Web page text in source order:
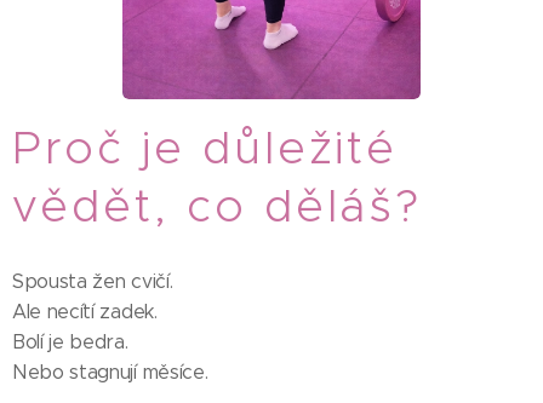
Proč je důležité
vědět, co děláš?
Spousta žen cvičí.
Ale necítí zadek.
Bolí je bedra.
Nebo stagnují měsíce.